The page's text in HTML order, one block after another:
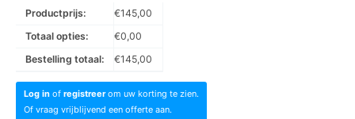
Productprijs: €145,00
Totaal opties:
€0,00
Bestelling totaal:
€145,00
Log in of registreerom uw korting te zien.
Of vraag vrijblijvend een offerte aan.